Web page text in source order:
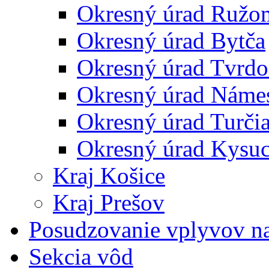
Okresný úrad
Okresný úrad Bytča
Okresný úrad
Okresný úrad
Okresný úrad
Okresný úrad
Kraj Košice
Kraj Prešov
Posudzovanie vplyvov
Sekcia vôd